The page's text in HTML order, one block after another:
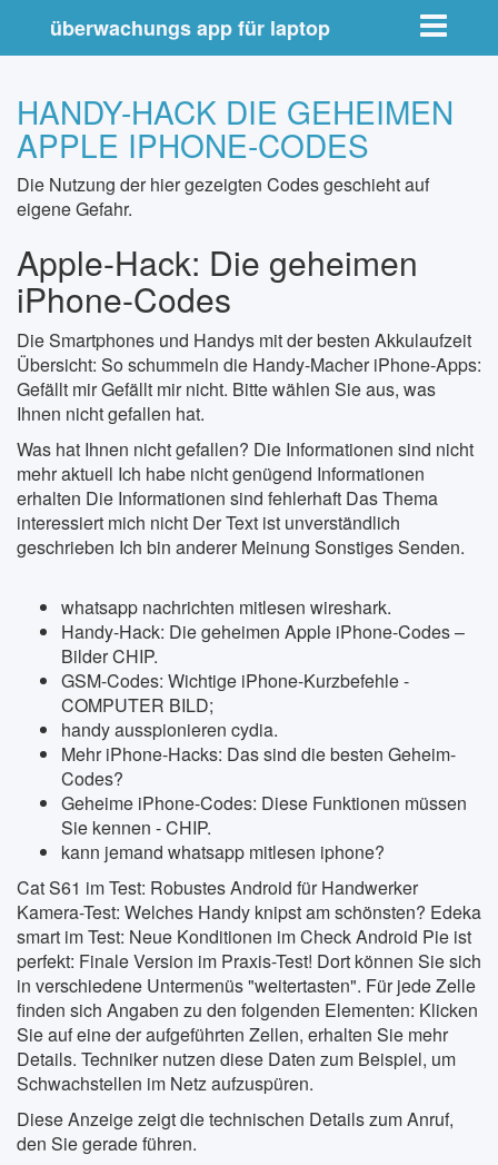
Toggle
überwachungs app für laptop
HANDY-HACK DIE GEHEIMEN
APPLE IPHONE-CODES
Die Nutzung der hier gezeigten Codes geschieht auf
eigene Gefahr.
Apple-Hack: Die geheimen
iPhone-Codes
Die Smartphones und Handys mit der besten Akkulaufzeit
Übersicht: So schummeln die Handy-Macher iPhone-Apps:
Gefällt mir Gefällt mir nicht. Bitte wählen Sie aus, was
Ihnen nicht gefallen hat.
Was hat Ihnen nicht gefallen? Die Informationen sind nicht
mehr aktuell Ich habe nicht genügend Informationen
erhalten Die Informationen sind fehlerhaft Das Thema
interessiert mich nicht Der Text ist unverständlich
geschrieben Ich bin anderer Meinung Sonstiges Senden.
whatsapp nachrichten mitlesen wireshark.
Handy-Hack: Die geheimen Apple iPhone-Codes –
Bilder CHIP.
GSM-Codes: Wichtige iPhone-Kurzbefehle -
COMPUTER BILD;
handy ausspionieren cydia.
Mehr iPhone-Hacks: Das sind die besten Geheim-
Codes?
Geheime iPhone-Codes: Diese Funktionen müssen
Sie kennen - CHIP.
kann jemand whatsapp mitlesen iphone?
Cat S61 im Test: Robustes Android für Handwerker
Kamera-Test: Welches Handy knipst am schönsten? Edeka
smart im Test: Neue Konditionen im Check Android Pie ist
perfekt: Finale Version im Praxis-Test! Dort können Sie sich
in verschiedene Untermenüs "weitertasten". Für jede Zelle
finden sich Angaben zu den folgenden Elementen: Klicken
Sie auf eine der aufgeführten Zellen, erhalten Sie mehr
Details. Techniker nutzen diese Daten zum Beispiel, um
Schwachstellen im Netz aufzuspüren.
Diese Anzeige zeigt die technischen Details zum Anruf,
den Sie gerade führen.